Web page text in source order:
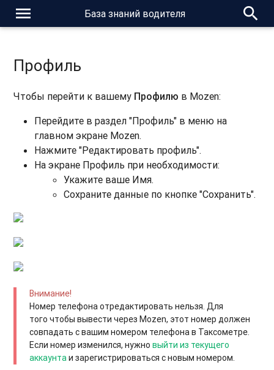
menu База знаний водителя search
Профиль
Чтобы перейти к вашему Профилю в Mozen:
Перейдите в раздел "Профиль" в меню на
главном экране Mozen.
Нажмите "Редактировать профиль".
На экране Профиль при необходимости:
Укажите ваше Имя.
Сохраните данные по кнопке "Сохранить".
Внимание!
Номер телефона отредактировать нельзя. Для
того чтобы вывести через Mozen, этот номер должен
совпадать с вашим номером телефона в Таксометре.
Если номер изменился, нужновыйти из текущего
аккаунтаи зарегистрироваться с новым номером.